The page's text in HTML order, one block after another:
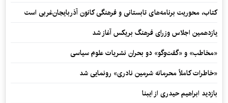
کتاب، محوریت برنامه‌های تابستانی و فرهنگی کانون آذربایجان‌غربی است
یازدهمین اجلاس وزرای فرهنگ بریکس آغاز شد
«مخاطب» و «گفت‌وگو» دو بحران نشریات علوم سیاسی
«خاطرات کاملاً محرمانه شرمین نادری» رونمایی شد
بازدید ابراهیم حیدری از ایبنا